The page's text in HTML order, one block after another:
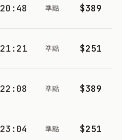
20:48 準點 $389
21:21 準點 $251
22:08 準點 $389
23:04 準點 $251